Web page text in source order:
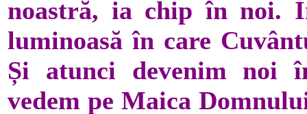
noastră, ia chip în noi.
luminoasă în care
Și atunci devenim noi
vedem pe Maica